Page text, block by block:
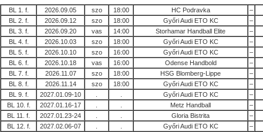
BL 1. f. 2026.09.05 szo 18:00 HC Podravka
–
BL 2. f.
2026.09.12 szo 18:00 Győri Audi ETO KC
–
BL 3. f.
2026.09.20 vas 14:00 Storhamar Handball Elite
–
BL 4. f.
2026.10.03 szo 18:00 Győri Audi ETO KC
–
BL 5. f.
2026.10.10 szo 16:00 Győri Audi ETO KC
–
BL 6. f.
2026.10.18 vas 16:00 Odense Handbold
–
BL 7. f.
2026.11.07 szo 18:00 HSG Blomberg-Lippe
–
BL 8. f.
2026.11.14 szo 18:00 Győri Audi ETO KC
–
BL 9. f.
2027.01.09-10 Győri Audi ETO KC
–
BL 10. f.
2027.01.16-17 Metz Handball
–
BL 11. f.
2027.01.23-24 Gloria Bistrita
–
BL 12. f.
2027.02.06-07 Győri Audi ETO KC
–